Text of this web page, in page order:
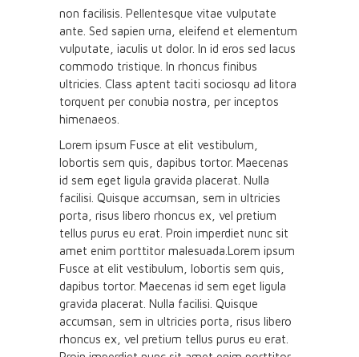
non facilisis. Pellentesque vitae vulputate
ante. Sed sapien urna, eleifend et elementum
vulputate, iaculis ut dolor. In id eros sed lacus
commodo tristique. In rhoncus finibus
ultricies. Class aptent taciti sociosqu ad litora
torquent per conubia nostra, per inceptos
himenaeos.
Lorem ipsum Fusce at elit vestibulum,
lobortis sem quis, dapibus tortor. Maecenas
id sem eget ligula gravida placerat. Nulla
facilisi. Quisque accumsan, sem in ultricies
porta, risus libero rhoncus ex, vel pretium
tellus purus eu erat. Proin imperdiet nunc sit
amet enim porttitor malesuada.Lorem ipsum
Fusce at elit vestibulum, lobortis sem quis,
dapibus tortor. Maecenas id sem eget ligula
gravida placerat. Nulla facilisi. Quisque
accumsan, sem in ultricies porta, risus libero
rhoncus ex, vel pretium tellus purus eu erat.